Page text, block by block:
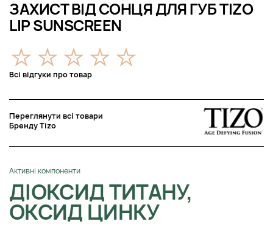
ЗАХИСТ ВІД СОНЦЯ ДЛЯ ГУБ TIZO
LIP SUNSCREEN
Всі відгуки про товар
Переглянути всі товари
Бренду Tizo
Активні компоненти
ДІОКСИД ТИТАНУ,
ОКСИД ЦИНКУ